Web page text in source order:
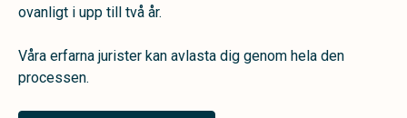
ovanligt i upp till två år.
Våra erfarna jurister kan avlasta dig genom hela den
processen.